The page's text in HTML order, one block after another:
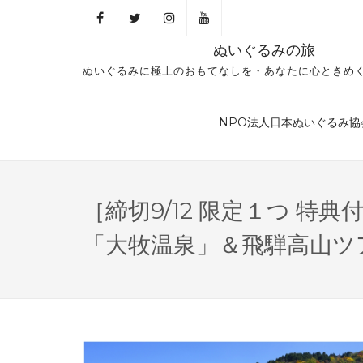
ぬいぐるみの旅
ぬいぐるみに極上のおもてなしを・あなたに心ときめ
NPO法人日本ぬいぐるみ
［締切9/12 限定１つ 特典
「大牧温泉」＆飛騨高山